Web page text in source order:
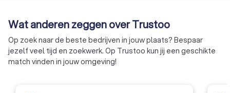
Wat anderen zeggen over Trustoo
Op zoek naar de beste bedrijven in jouw plaats? Bespaar
jezelf veel tijd en zoekwerk. Op Trustoo kun jij een geschikte
match vinden in jouw omgeving!